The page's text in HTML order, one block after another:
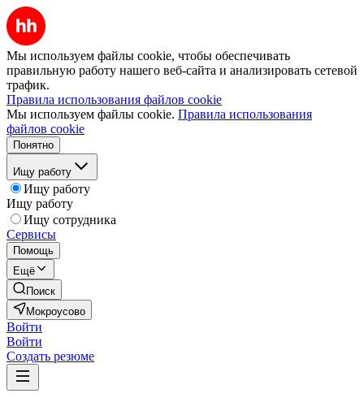
Мы используем файлы cookie, чтобы обеспечивать
правильную работу нашего веб-сайта и анализировать сетевой
трафик.
Правила использования файлов cookie
Мы используем файлы cookie. Правила использования
файлов cookie
Понятно
Ищу работу
Ищу работу
Ищу работу
Ищу сотрудника
Сервисы
Помощь
Ещё
Поиск
Мокроусово
Войти
Войти
Создать резюме